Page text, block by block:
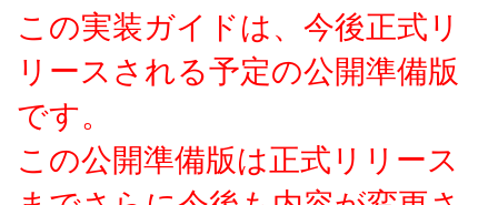
この実装ガイドは、今後正式リ
リースされる予定の公開準備版
です。
この公開準備版は正式リリース